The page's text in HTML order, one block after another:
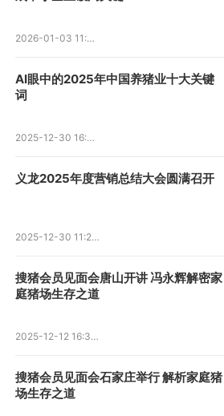
2026-01-03 11:46:54
AI眼中的2025年中国养猪业十大关键
词
2025-12-30 16:00:50
义龙2025年度营销总结大会圆满召开
2025-12-30 11:21:23
搜猪会员见面会唐山开讲 冯永辉解密家
庭猪场生存之道
2025-12-12 16:38:59
搜猪会员见面会石家庄举行 解析家庭猪
场生存之道